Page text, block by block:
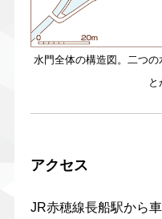
水門全体の構造図。二つ
と
アクセス
JR赤穂線長船駅から車